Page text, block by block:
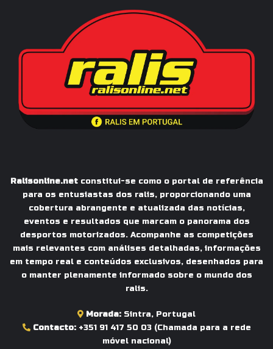
Ralisonline.netconstitui-se como o portal de referência
para os entusiastas dos ralis, proporcionando uma
cobertura abrangente e atualizada das notícias,
eventos e resultados que marcam o panorama dos
desportos motorizados. Acompanhe as competições
mais relevantes com análises detalhadas, informações
em tempo real e conteúdos exclusivos, desenhados para
o manter plenamente informado sobre o mundo dos
ralis.
Morada: Sintra, Portugal
Contacto: +351 91 417 50 03(Chamada para a rede
móvel nacional)